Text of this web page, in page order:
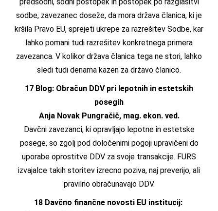
sodbe, zavezanec doseže, da mora država članica, ki je
kršila Pravo EU, sprejeti ukrepe za razrešitev Sodbe, kar
lahko pomani tudi razrešitev konkretnega primera
zavezanca. V kolikor država članica tega ne stori, lahko
sledi tudi denarna kazen za državo članico.
17 Blog: Obračun DDV pri lepotnih in estetskih
posegih
Anja Novak Pungračič, mag. ekon. ved.
Davčni zavezanci, ki opravljajo lepotne in estetske
posege, so zgolj pod določenimi pogoji upravičeni do
uporabe oprostitve DDV za svoje transakcije. FURS
izvajalce takih storitev izrecno poziva, naj preverijo, ali
pravilno obračunavajo DDV.
18 Davčno finančne novosti EU institucij: